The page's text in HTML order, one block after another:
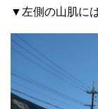
▼左側の山肌に